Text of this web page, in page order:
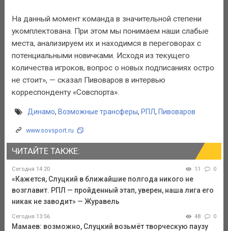
На данный момент команда в значительной степени
укомплектована. При этом мы понимаем наши слабые
места, анализируем их и находимся в переговорах с
потенциальными новичками. Исходя из текущего
количества игроков, вопрос о новых подписаниях остро
не стоит», — сказал Пивоваров в интервью
корреспонденту «Совспорта».
Динамо, Возможные трансферы, РПЛ, Пивоваров
www.sovsport.ru
ЧИТАЙТЕ ТАКЖЕ:
Сегодня 14:20 11 0
«Кажется, Слуцкий в ближайшие полгода никого не
возглавит. РПЛ — пройденный этап, уверен, наша лига его
никак не заводит» — Журавель
Сегодня 13:56 48 0
Мамаев: возможно, Слуцкий возьмёт творческую паузу